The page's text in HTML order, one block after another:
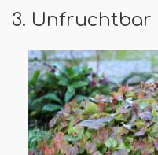
3. Unfruchtbar